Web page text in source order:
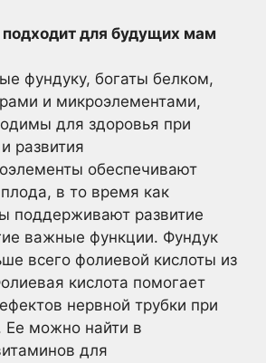
для будущих мам
фундуку, богаты белком,
и микроэлементами,
для здоровья при
развития
обеспечивают
в то время как
поддерживают развитие
важные функции. Фундук
всего фолиевой кислоты из
кислота помогает
нервной трубки при
Ее можно найти в
для